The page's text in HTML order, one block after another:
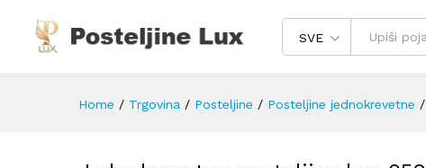
SVE
Home / Trgovina / Posteljine / Posteljine jednokrevetne /